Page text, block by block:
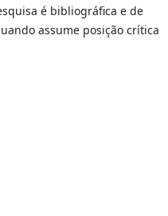
é bibliográfica e de
assume posição crítica